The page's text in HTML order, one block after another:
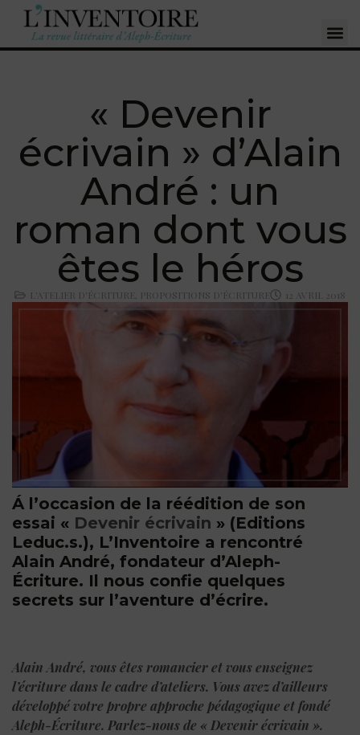
« Devenir
écrivain » d’Alain
André : un
roman dont vous
êtes le héros
L'ATELIER D'ÉCRITURE PROPOSITIONS D'ÉCRITURE 12 AVRIL 2018
Á l’occasion de la réédition de son
essai « Devenir écrivain » (Editions
Leduc.s.), L’Inventoire a rencontré
Alain André, fondateur d’Aleph-
Écriture. Il nous confie quelques
secrets sur l’aventure d’écrire.
Alain André, vous êtes romancier et vous enseignez
l’écriture dans le cadre d’ateliers. Vous avez d’ailleurs
développé votre propre approche pédagogique et fondé
Aleph-Écriture. Parlez-nous de « Devenir écrivain ».